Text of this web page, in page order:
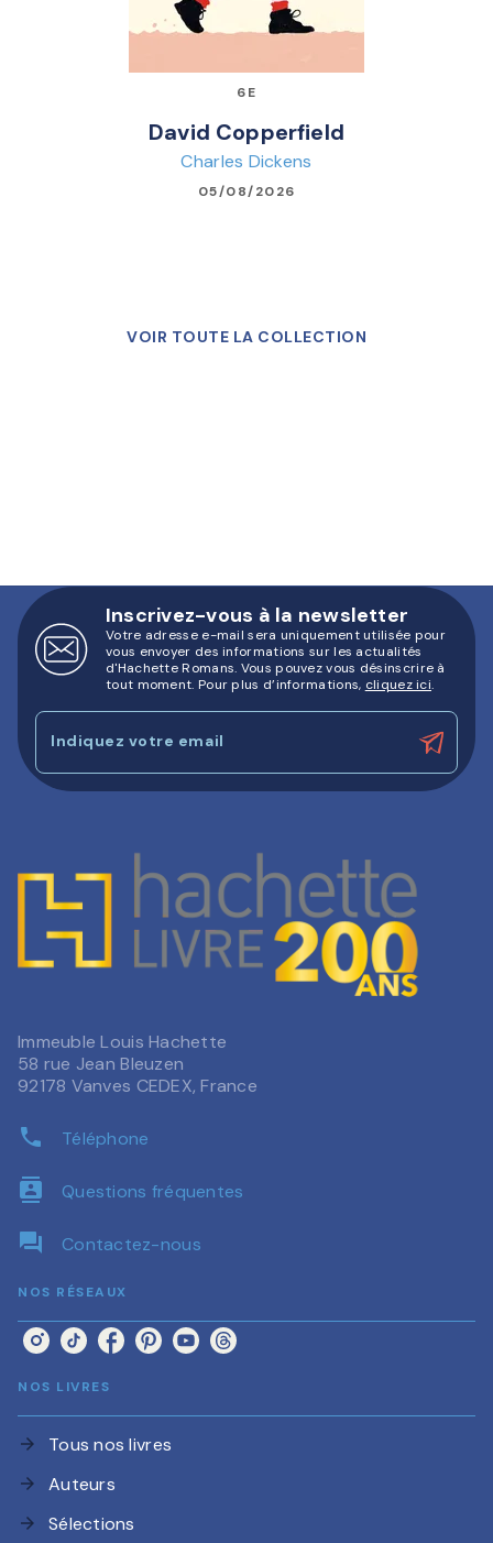
6E
David Copperfield
Charles Dickens
05/08/2026
VOIR TOUTE LA COLLECTION
Inscrivez-vous à la newsletter
Votre adresse e-mail sera uniquement utilisée pour
vous envoyer des informations sur les actualités
d'Hachette Romans. Vous pouvez vous désinscrire à
tout moment. Pour plus d’informations, cliquez ici.
Indiquez votre email
Immeuble Louis Hachette
58 rue Jean Bleuzen
92178 Vanves CEDEX, France
phone Téléphone
contacts Questions fréquentes
question_answer Contactez-nous
NOS RÉSEAUX
NOS LIVRES
arrow_forward Tous nos livres
arrow_forward Auteurs
arrow_forward Sélections